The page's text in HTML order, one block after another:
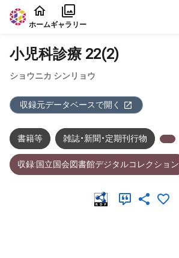
本文に飛ぶ
ホームギャラリー
小児科診療 22(2)
ショウニカ シンリョウ
収録元データベースで開く
書籍等 雑誌・新聞・定期刊行物
収録:国立国会図書館デジタルコレクション